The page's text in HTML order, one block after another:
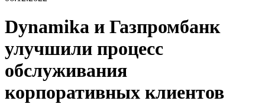
Dynamika и Газпромбанк
улучшили процесс
обслуживания
корпоративных клиентов